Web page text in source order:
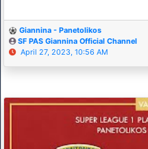
Giannina - Panetolikos
SF PAS Giannina Official Channel
April 27, 2023, 10:56 AM